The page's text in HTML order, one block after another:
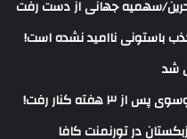
سهمیه جهانی از دست رفت
باستونی ناامید نشده است!
شد
کنار رفت!
در تورنمنت کافا